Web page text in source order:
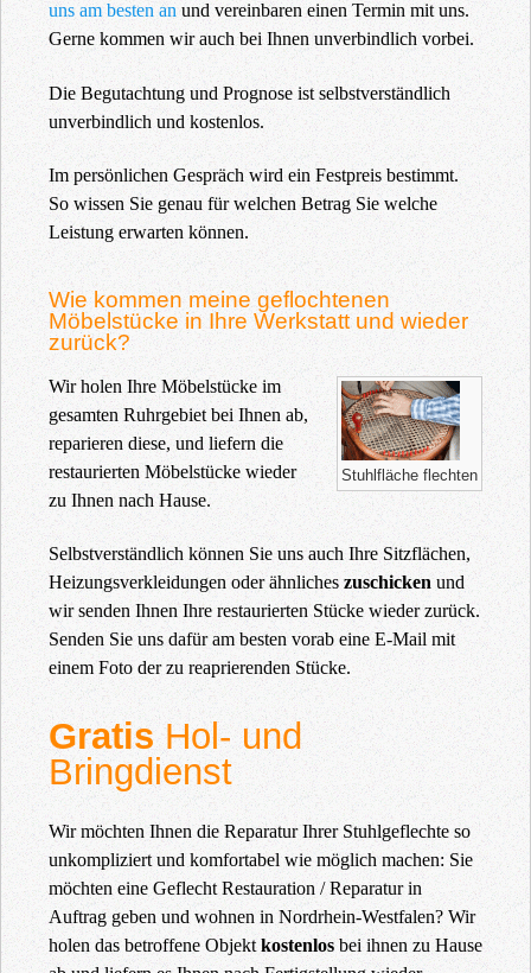
uns am besten an und vereinbaren einen Termin mit uns.
Gerne kommen wir auch bei Ihnen unverbindlich vorbei.
Die Begutachtung und Prognose ist selbstverständlich
unverbindlich und kostenlos.
Im persönlichen Gespräch wird ein Festpreis bestimmt.
So wissen Sie genau für welchen Betrag Sie welche
Leistung erwarten können.
Wie kommen meine geflochtenen
Möbelstücke in Ihre Werkstatt und wieder
zurück?
Stuhlfläche flechten
Wir holen Ihre Möbelstücke im
gesamten Ruhrgebiet bei Ihnen ab,
reparieren diese, und liefern die
restaurierten Möbelstücke wieder
zu Ihnen nach Hause.
Selbstverständlich können Sie uns auch Ihre Sitzflächen,
Heizungsverkleidungen oder ähnliches zuschicken und
wir senden Ihnen Ihre restaurierten Stücke wieder zurück.
Senden Sie uns dafür am besten vorab eine E-Mail mit
einem Foto der zu reaprierenden Stücke.
GratisHol- und
Bringdienst
Wir möchten Ihnen die Reparatur Ihrer Stuhlgeflechte so
unkompliziert und komfortabel wie möglich machen: Sie
möchten eine Geflecht Restauration / Reparatur in
Auftrag geben und wohnen in Nordrhein-Westfalen? Wir
holen das betroffene Objektkostenlos bei ihnen zu Hause